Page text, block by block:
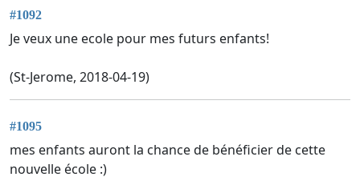
#1092
Je veux une ecole pour mes futurs enfants!
(St-Jerome, 2018-04-19)
#1095
mes enfants auront la chance de bénéficier de cette
nouvelle école :)